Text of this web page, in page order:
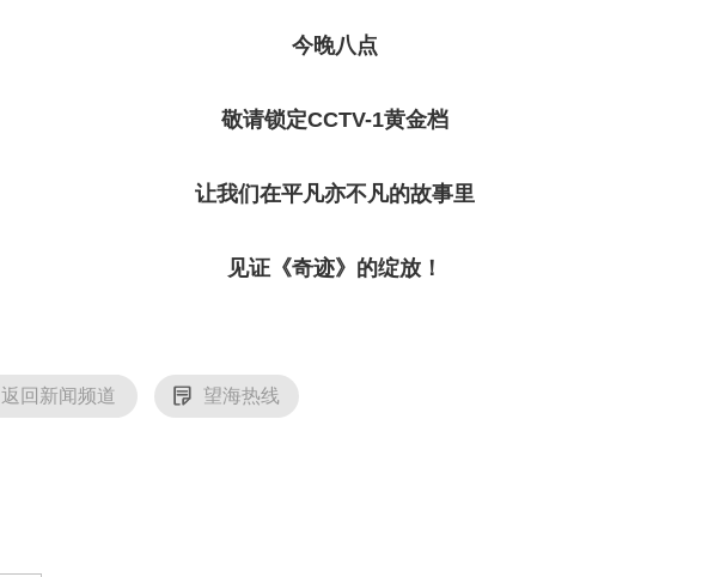
今晚八点
敬请锁定CCTV-1黄金档
让我们在平凡亦不凡的故事里
见证《奇迹》的绽放！
返回新闻频道 望海热线